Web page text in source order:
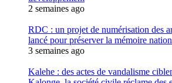
2 semaines ago
RDC : un projet de numérisation des
lancé pour préserver la mémoire
3 semaines ago
Kalehe : des actes de vandalisme